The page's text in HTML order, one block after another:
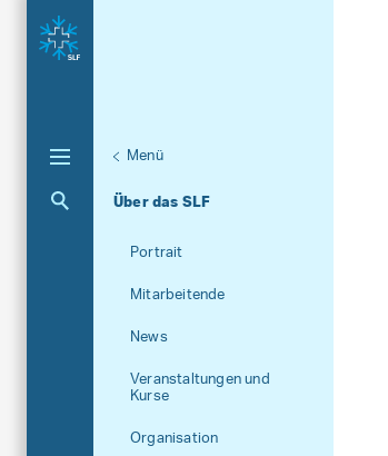
Menü
Über das SLF
Aktuelle Navigation
Portrait
Mitarbeitende
News
Veranstaltungen und
Kurse
Organisation